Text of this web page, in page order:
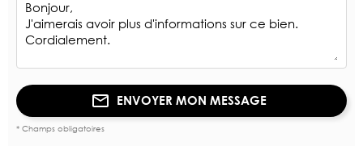
ENVOYER MON MESSAGE
* Champs obligatoires